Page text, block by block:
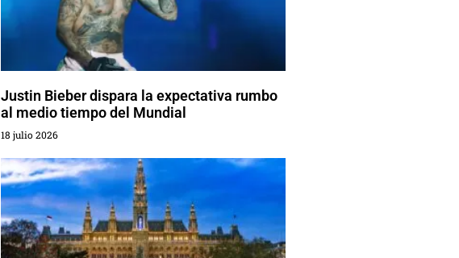
Justin Bieber dispara la expectativa rumbo
al medio tiempo del Mundial
18 julio 2026